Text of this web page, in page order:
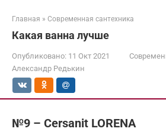
Главная » Современная сантехника
Какая ванна лучше
Опубликовано: 11 Окт 2021
Александр Редькин
№9 – Cersanit LORENA